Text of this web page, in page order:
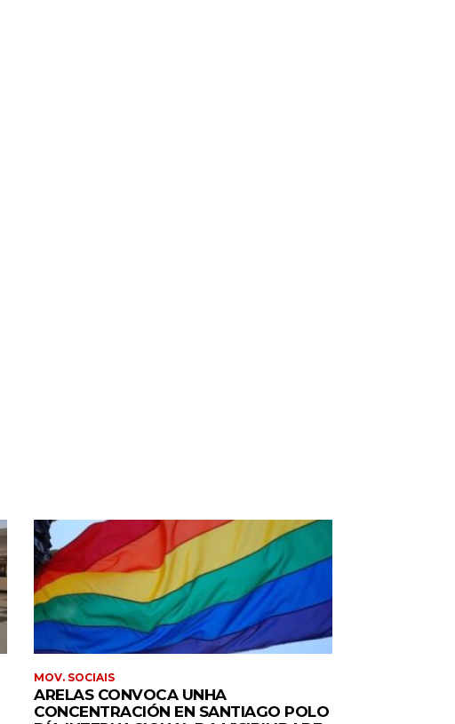
MOV. SOCIAIS
ARELAS CONVOCA UNHA
CONCENTRACIÓN EN SANTIAGO POLO